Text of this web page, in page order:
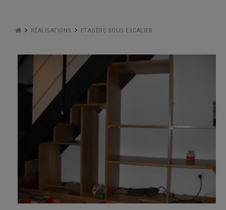
RÉALISATIONS ETAGÈRE SOUS ESCALIER